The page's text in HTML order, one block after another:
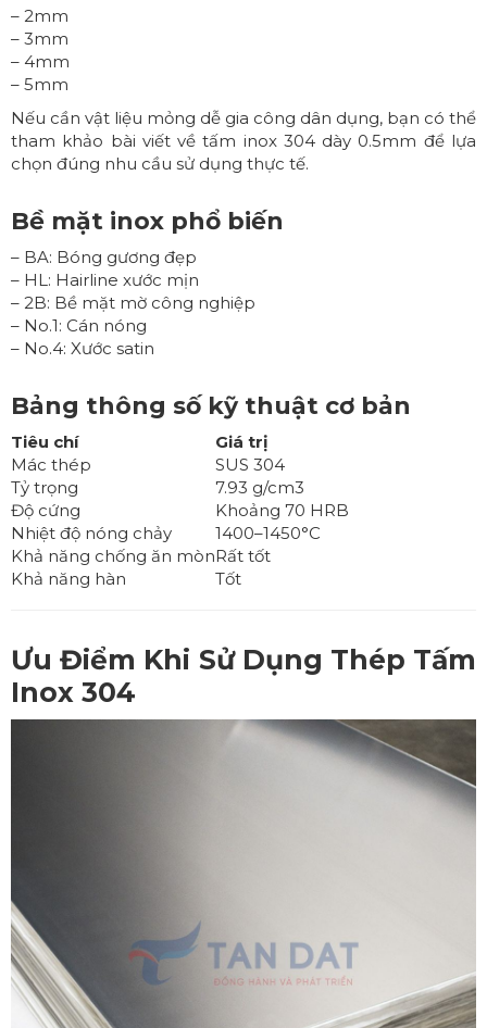
– 2mm
– 3mm
– 4mm
– 5mm
Nếu cần vật liệu mỏng dễ gia công dân dụng, bạn có thể
tham khảo bài viết vềtấm inox 304 dày 0.5mm để lựa
chọn đúng nhu cầu sử dụng thực tế.
Bề mặt inox phổ biến
– BA: Bóng gương đẹp
– HL: Hairline xước mịn
– 2B: Bề mặt mờ công nghiệp
– No.1: Cán nóng
– No.4: Xước satin
Bảng thông số kỹ thuật cơ bản
Tiêu chí
Giá trị
Mác thép
SUS 304
Tỷ trọng
7.93 g/cm3
Độ cứng
Khoảng 70 HRB
Nhiệt độ nóng chảy
1400–1450°C
Khả năng chống ăn mònRất tốt
Khả năng hàn
Tốt
Ưu Điểm Khi Sử Dụng Thép Tấm
Inox 304